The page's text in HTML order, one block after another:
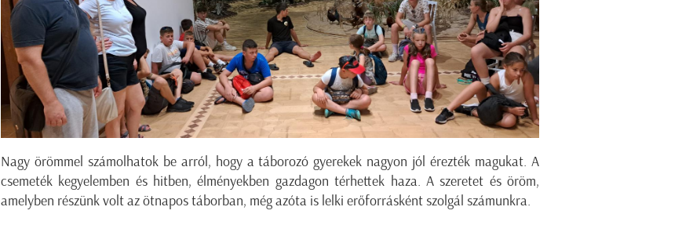
Nagy örömmel számolhatok be arról, hogy a táborozó gyerekek nagyon jól érezték magukat. A
csemeték kegyelemben és hitben, élményekben gazdagon térhettek haza. A szeretet és öröm,
amelyben részünk volt az ötnapos táborban, még azóta is lelki erőforrásként szolgál számunkra.